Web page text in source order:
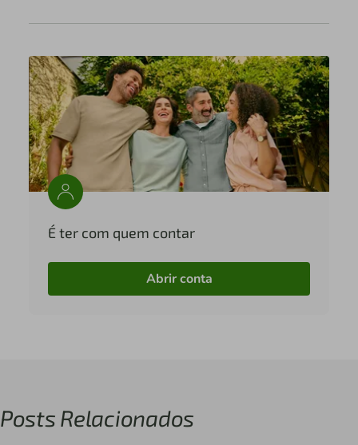
É ter com quem contar
Abrir conta
Posts Relacionados